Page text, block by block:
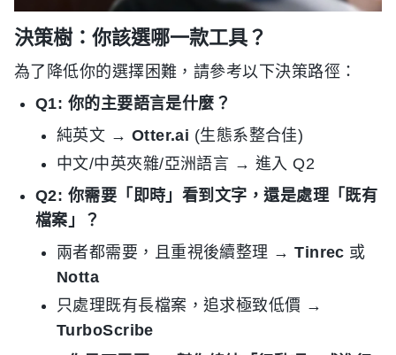
決策樹：你該選哪一款工具？
為了降低你的選擇困難，請參考以下決策路徑：
Q1: 你的主要語言是什麼？
純英文 → Otter.ai (生態系整合佳)
中文/中英夾雜/亞洲語言 → 進入 Q2
Q2: 你需要「即時」看到文字，還是處理「既有
檔案」？
兩者都需要，且重視後續整理 →Tinrec 或
Notta
只處理既有長檔案，追求極致低價 →
TurboScribe